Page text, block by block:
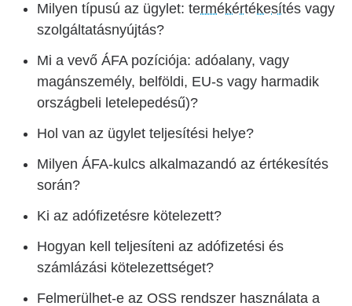
Milyen típusú az ügylet: termékértékesítés vagy
szolgáltatásnyújtás?
Mi a vevő ÁFA pozíciója: adóalany, vagy
magánszemély, belföldi, EU-s vagy harmadik
országbeli letelepedésű)?
Hol van az ügylet teljesítési helye?
Milyen ÁFA-kulcs alkalmazandó az értékesítés
során?
Ki az adófizetésre kötelezett?
Hogyan kell teljesíteni az adófizetési és
számlázási kötelezettséget?
Felmerülhet-e az OSS rendszer használata a